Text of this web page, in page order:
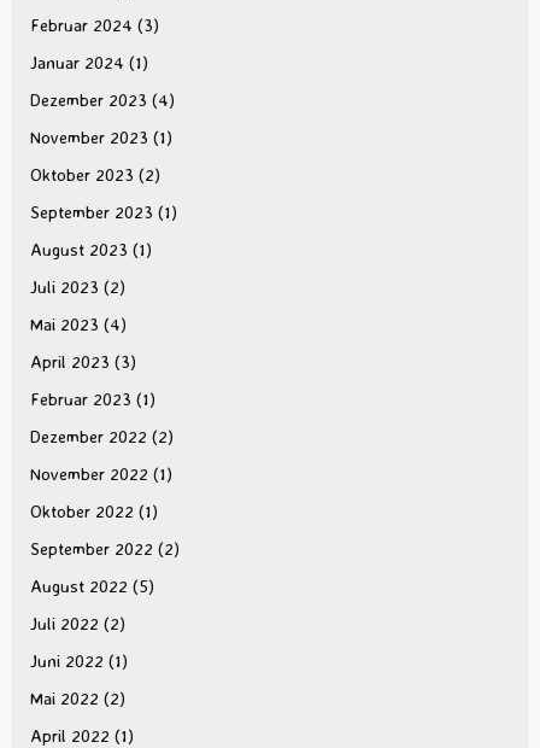
Februar 2024 (3)
Januar 2024 (1)
Dezember 2023 (4)
November 2023 (1)
Oktober 2023 (2)
September 2023 (1)
August 2023 (1)
Juli 2023 (2)
Mai 2023 (4)
April 2023 (3)
Februar 2023 (1)
Dezember 2022 (2)
November 2022 (1)
Oktober 2022 (1)
September 2022 (2)
August 2022 (5)
Juli 2022 (2)
Juni 2022 (1)
Mai 2022 (2)
April 2022 (1)